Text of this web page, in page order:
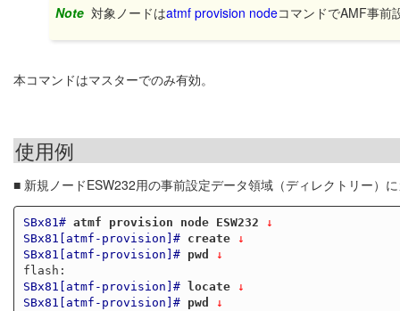
Note 対象ノードはatmf provision nodeコマンドでAMF事前
本コマンドはマスターでのみ有効。
使用例
■ 新規ノードESW232用の事前設定データ領域（ディレクトリー）
SBx81# atmf provision node ESW232 ↓
SBx81[atmf-provision]#
create ↓
SBx81[atmf-provision]#
pwd
↓
SBx81[atmf-provision]#
locate ↓
SBx81[atmf-provision]#
pwd
↓